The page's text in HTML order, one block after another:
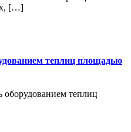
[…]
теплиц площадью